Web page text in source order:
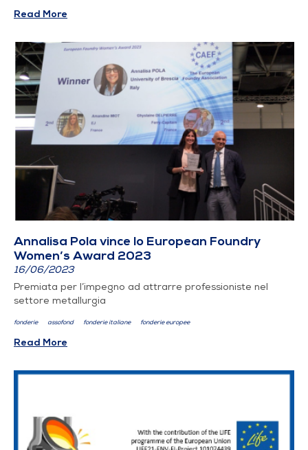
Read More
Annalisa Pola vince lo European Foundry
Women’s Award 2023
16/06/2023
Premiata per l’impegno ad attrarre professioniste nel
settore metallurgia
fonderie assofond fonderie italiane fonderie europee
Read More